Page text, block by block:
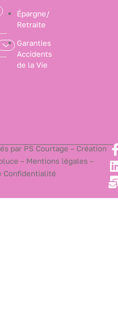
Épargne/
Retraite
Garanties
Accidents
de la Vie
par PS Courtage – Création
– Mentions légales –
Confidentialité